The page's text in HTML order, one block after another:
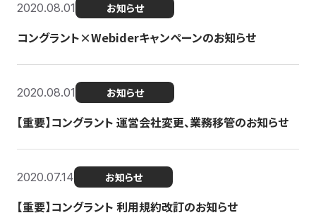
2020.08.01 お知らせ
コングラント×Webiderキャンペーンのお知らせ
2020.08.01 お知らせ
【重要】コングラント 運営会社変更、業務移管のお知らせ
2020.07.14 お知らせ
【重要】コングラント 利用規約改訂のお知らせ